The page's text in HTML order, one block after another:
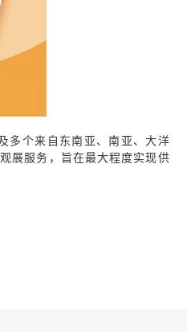
多个来自东南亚、南亚、大洋
展服务，旨在最大程度实现供